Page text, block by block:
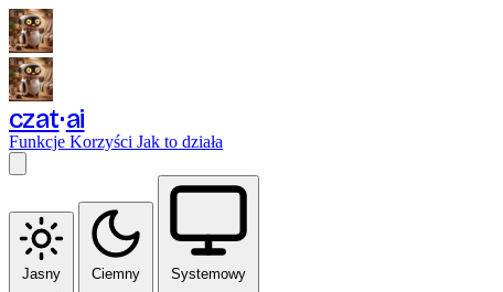
czat ai
Funkcje Korzyści Jak to działa
Jasny Ciemny Systemowy